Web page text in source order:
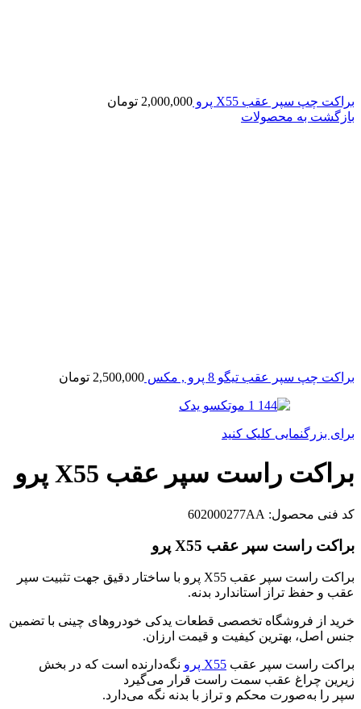
براکت چپ سپر عقب X55 پرو 2,000,000 تومان
بازگشت به محصولات
براکت چپ سپر عقب تیگو 8 پرو , مکس 2,500,000 تومان
برای بزرگنمایی کلیک کنید
براکت راست سپر عقب X55 پرو
کد فنی محصول: 602000277AA
براکت راست سپر عقب X55 پرو
براکت راست سپر عقب X55 پرو با ساختار دقیق جهت تثبیت سپر
عقب و حفظ تراز استاندارد بدنه.
خرید از فروشگاه تخصصی قطعات یدکی خودروهای چینی با تضمین
جنس اصل، بهترین کیفیت و قیمت ارزان.
براکت راست سپر عقب X55 پرو
نگه‌دارنده است که در بخش
زیرین چراغ عقب سمت راست قرار می‌گیرد
سپر را به‌صورت محکم و تراز با بدنه نگه می‌دارد.